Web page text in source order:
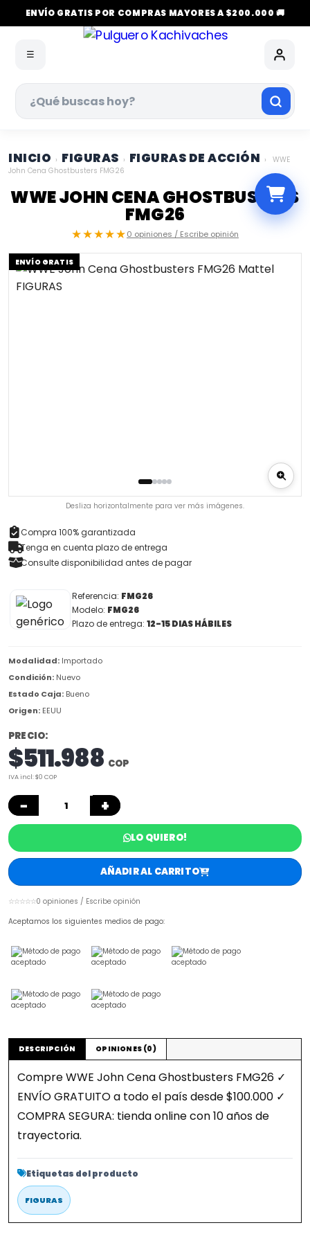
ENVÍO GRATIS POR COMPRAS MAYORES A $200.000 🚚
☰
INICIO › FIGURAS › FIGURAS DE ACCIÓN ›
WWE
John Cena Ghostbusters FMG26
WWE JOHN CENA GHOSTBUSTERS
FMG26
★★★★★0 opiniones / Escribe opinión
ENVÍO GRATIS
Desliza horizontalmente para ver más imágenes.
Compra 100% garantizada
Tenga en cuenta plazo de entrega
Consulte disponibilidad antes de pagar
Referencia: FMG26
Modelo: FMG26
Plazo de entrega: 12-15 DIAS HÁBILES
Modalidad: Importado
Condición: Nuevo
Estado Caja: Bueno
Origen: EEUU
PRECIO:
$511.988 COP
IVA incl: $0 COP
− +
LO QUIERO!
AÑADIR AL CARRITO
☆☆☆☆☆0 opiniones / Escribe opinión
Aceptamos los siguientes medios de pago:
DESCRIPCIÓN OPINIONES (0)
Compre WWE John Cena Ghostbusters FMG26 ✓
ENVÍO GRATUITO a todo el país desde $100.000 ✓
COMPRA SEGURA: tienda online con 10 años de
trayectoria.
Etiquetas del producto
FIGURAS